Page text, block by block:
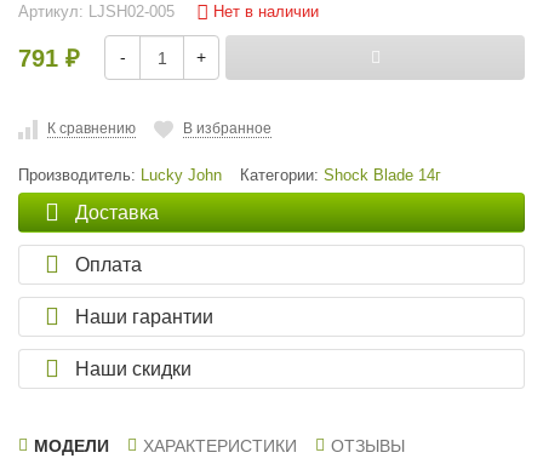
Артикул: LJSH02-005 Нет в наличии
791 ₽ - +
К сравнению В избранное
Производитель: Lucky John Категории: Shock Blade 14г
Доставка
Оплата
Наши гарантии
Наши скидки
МОДЕЛИ ХАРАКТЕРИСТИКИ ОТЗЫВЫ